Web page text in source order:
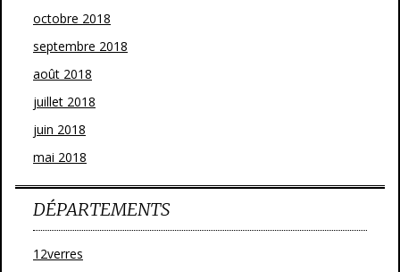
octobre 2018
septembre 2018
août 2018
juillet 2018
juin 2018
mai 2018
DÉPARTEMENTS
12verres